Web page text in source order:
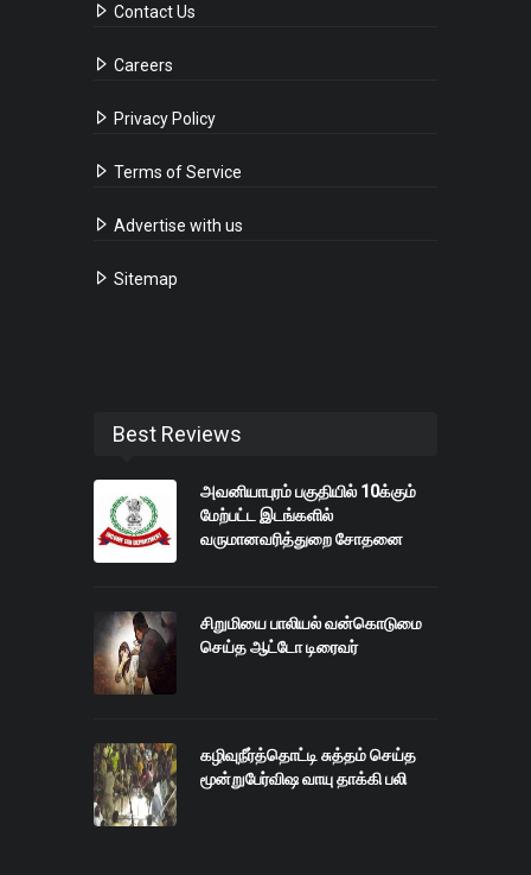
Contact Us
Careers
Privacy Policy
Terms of Service
Advertise with us
Sitemap
Best Reviews
அவனியாபுரம் பகுதியில் 10க்கும்
மேற்பட்ட இடங்களில்
வருமானவரித்துறை சோதனை
சிறுமியை பாலியல் வன்கொடுமை
செய்த ஆட்டோ டிரைவர்
கழிவுநீர்த்தொட்டி சுத்தம் செய்த
மூன்றுபேர்விஷ வாயு தாக்கி பலி